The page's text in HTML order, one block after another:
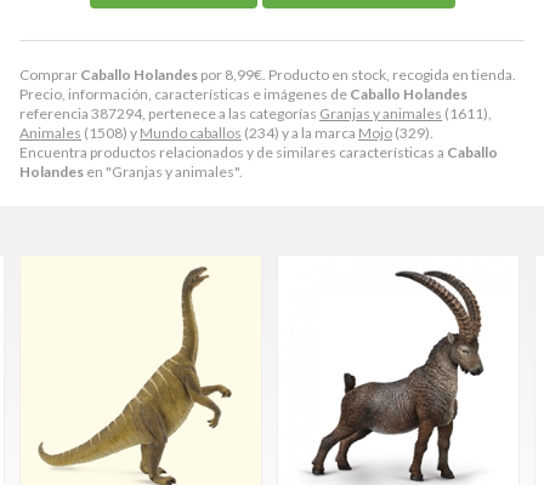
Comprar Caballo Holandes por 8,99€ . Producto en stock, recogida en tienda.
Precio, información, características e imágenes de Caballo Holandes
referencia 387294, pertenece a las categorías Granjas y animales (1611),
Animales (1508) y Mundo caballos (234) y a la marca Mojo (329).
Encuentra productos relacionados y de similares características a Caballo
Holandes en "Granjas y animales".